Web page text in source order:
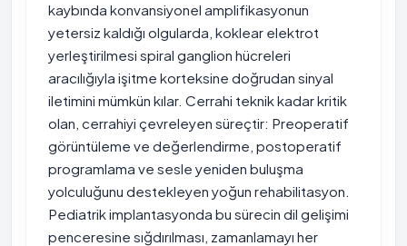
kaybında konvansiyonel amplifikasyonun
yetersiz kaldığı olgularda, koklear elektrot
yerleştirilmesi spiral ganglion hücreleri
aracılığıyla işitme korteksine doğrudan sinyal
iletimini mümkün kılar. Cerrahi teknik kadar kritik
olan, cerrahiyi çevreleyen süreçtir: Preoperatif
görüntüleme ve değerlendirme, postoperatif
programlama ve sesle yeniden buluşma
yolculuğunu destekleyen yoğun rehabilitasyon.
Pediatrik implantasyonda bu sürecin dil gelişimi
penceresine sığdırılması, zamanlamayı her